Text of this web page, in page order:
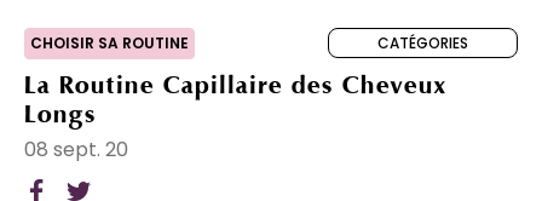
CATÉGORIES
CHOISIR SA ROUTINE
La Routine Capillaire des Cheveux
Longs
08 sept. 20